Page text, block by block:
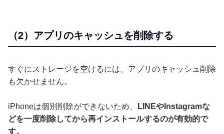
（2）アプリのキャッシュを削除する
すぐにストレージを空けるには、アプリのキャッシュ削除
も欠かせません。
iPhoneは個別削除ができないため、
LINEやInstagramな
どを一度削除してから再インストールするのが有効的で
す。